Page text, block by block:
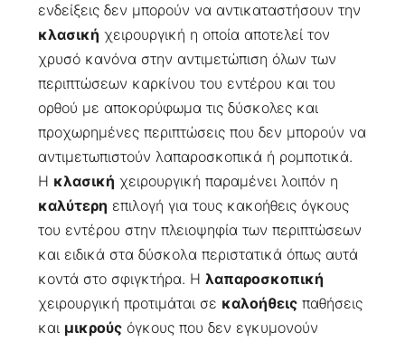
ενδείξεις δεν μπορούν να αντικαταστήσουν την
κλασική χειρουργική η οποία αποτελεί τον
χρυσό κανόνα στην αντιμετώπιση όλων των
περιπτώσεων καρκίνου του εντέρου και του
ορθού με αποκορύφωμα τις δύσκολες και
προχωρημένες περιπτώσεις που δεν μπορούν να
αντιμετωπιστούν λαπαροσκοπικά ή ρομποτικά.
Η κλασική χειρουργική παραμένει λοιπόν η
καλύτερη επιλογή για τους κακοήθεις όγκους
του εντέρου στην πλειοψηφία των περιπτώσεων
και ειδικά στα δύσκολα περιστατικά όπως αυτά
κοντά στο σφιγκτήρα. Η λαπαροσκοπική
χειρουργική προτιμάται σε καλοήθεις παθήσεις
και μικρούς όγκους που δεν εγκυμονούν